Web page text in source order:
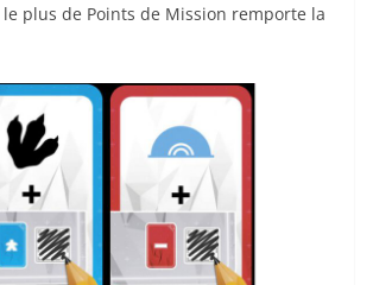
le plus de Points de Mission remporte la